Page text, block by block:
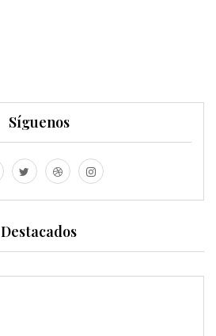
Síguenos
Destacados